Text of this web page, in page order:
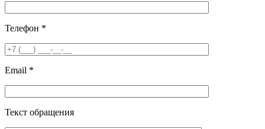
Телефон *
Email *
Текст обращения